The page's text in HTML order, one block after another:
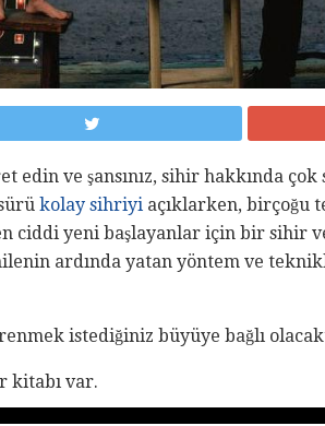
edin ve şansınız, sihir hakkında çok
kolay sihriyi açıklarken, birçoğu
ciddi yeni başlayanlar için bir sihir
ardında yatan yöntem ve
istediğiniz büyüye bağlı
kitabı var.